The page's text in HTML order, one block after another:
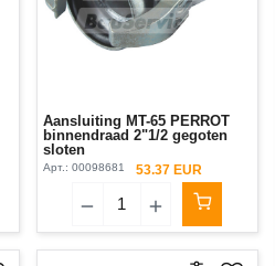
Aansluiting MT-65 PERROT
binnendraad 2"1/2 gegoten
sloten
Арт.: 00098681 53.37 EUR